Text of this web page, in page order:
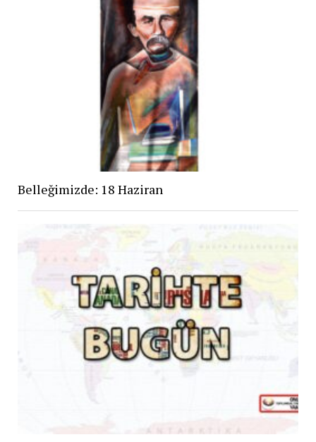
Belleğimizde: 18 Haziran